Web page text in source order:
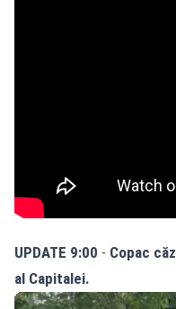
UPDATE 9:00 - Copac
al Capitalei.